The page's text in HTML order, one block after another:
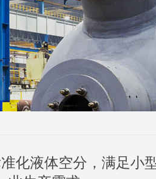
化液体空分，满足小